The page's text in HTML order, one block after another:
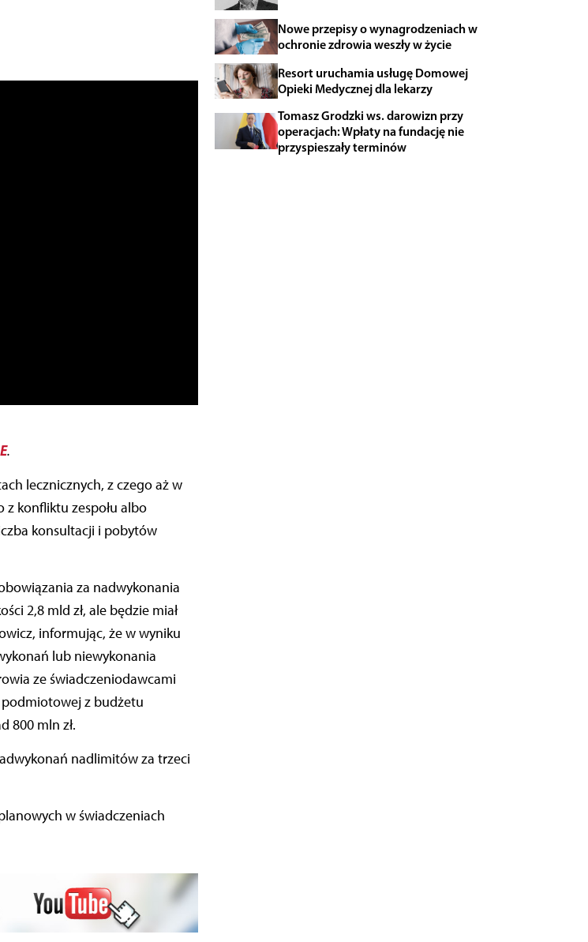
.
lecznicznych, z czego aż w
konfliktu zespołu albo
konsultacji i pobytów
za nadwykonania
2,8 mld zł, ale będzie miał
informując, że w wyniku
lub niewykonania
ze świadczeniodawcami
podmiotowej z budżetu
800 mln zł.
nadlimitów za trzeci
w świadczeniach
Nowe przepisy o wynagrodzeniach w
ochronie zdrowia weszły w życie
Resort uruchamia usługę Domowej
Opieki Medycznej dla lekarzy
Tomasz Grodzki ws. darowizn przy
operacjach: Wpłaty na fundację nie
przyspieszały terminów